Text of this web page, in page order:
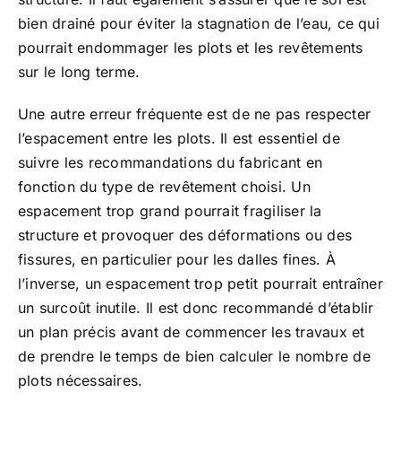
bien drainé pour éviter la stagnation de l’eau, ce qui
pourrait endommager les plots et les revêtements
sur le long terme.
Une autre erreur fréquente est de ne pas respecter
l’espacement entre les plots. Il est essentiel de
suivre les recommandations du fabricant en
fonction du type de revêtement choisi. Un
espacement trop grand pourrait fragiliser la
structure et provoquer des déformations ou des
fissures, en particulier pour les dalles fines. À
l’inverse, un espacement trop petit pourrait entraîner
un surcoût inutile. Il est donc recommandé d’établir
un plan précis avant de commencer les travaux et
de prendre le temps de bien calculer le nombre de
plots nécessaires.